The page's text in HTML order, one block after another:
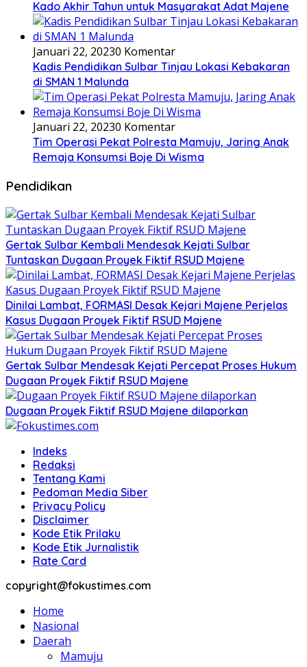
Kado Akhir Tahun untuk Masyarakat Adat Majene
Januari 22, 20230 Komentar
Kadis Pendidikan Sulbar Tinjau Lokasi Kebakaran
di SMAN 1 Malunda
Januari 22, 20230 Komentar
Tim Operasi Pekat Polresta Mamuju, Jaring Anak
Remaja Konsumsi Boje Di Wisma
Pendidikan
Gertak Sulbar Kembali Mendesak Kejati Sulbar
Tuntaskan Dugaan Proyek Fiktif RSUD Majene
Dinilai Lambat, FORMASI Desak Kejari Majene Perjelas
Kasus Dugaan Proyek Fiktif RSUD Majene
Gertak Sulbar Mendesak Kejati Percepat Proses Hukum
Dugaan Proyek Fiktif RSUD Majene
Dugaan Proyek Fiktif RSUD Majene dilaporkan
Indeks
Redaksi
Tentang Kami
Pedoman Media Siber
Privacy Policy
Disclaimer
Kode Etik Prilaku
Kode Etik Jurnalistik
Rate Card
copyright@fokustimes.com
Home
Nasional
Daerah
Mamuju